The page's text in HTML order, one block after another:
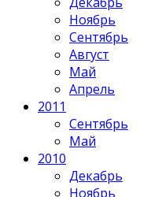
Ноябрь
Сентябрь
Август
Май
Апрель
2011
Сентябрь
Май
2010
Декабрь
Ноябрь